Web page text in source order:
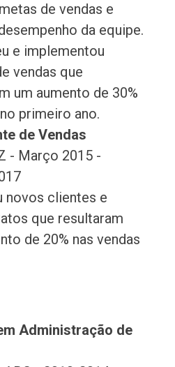
de vendas e
da equipe.
e implementou
vendas que
um aumento de 30%
primeiro ano.
de Vendas
- Março 2015 -
novos clientes e
que resultaram
de 20% nas vendas
Administração de